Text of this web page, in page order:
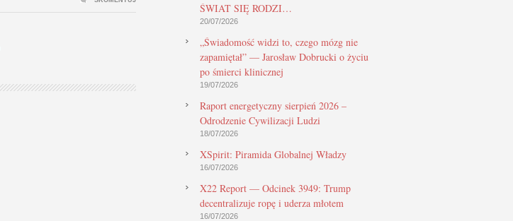
ŚWIAT SIĘ RODZI…
20/07/2026
„Świadomość widzi to, czego mózg nie
zapamiętał” — Jarosław Dobrucki o życiu
po śmierci klinicznej
19/07/2026
Raport energetyczny sierpień 2026 –
Odrodzenie Cywilizacji Ludzi
18/07/2026
XSpirit: Piramida Globalnej Władzy
16/07/2026
X22 Report — Odcinek 3949: Trump
decentralizuje ropę i uderza młotem
16/07/2026